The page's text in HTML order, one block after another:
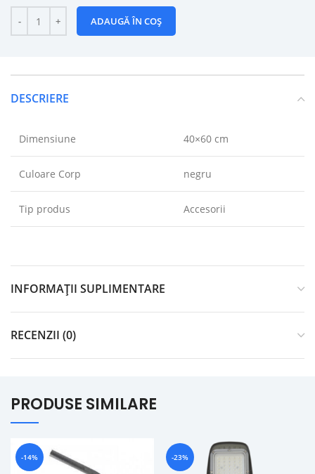
ADAUGĂ ÎN COȘ
DESCRIERE
Dimensiune 40×60 cm
Culoare Corp negru
Tip produs Accesorii
INFORMAȚII SUPLIMENTARE
RECENZII (0)
PRODUSE SIMILARE
-14% -23%